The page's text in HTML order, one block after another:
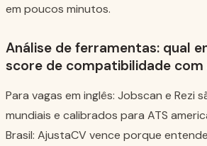
em poucos minutos.
Análise de ferramentas: qual
score de compatibilidade com
Para vagas em inglês: Jobscan e Rezi
mundiais e calibrados para ATS
Brasil: AjustaCV vence porque